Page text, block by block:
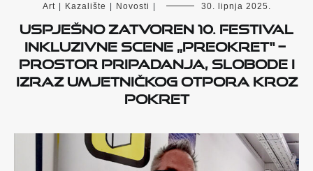
Art Kazalište Novosti 30. lipnja 2025.
Uspješno zatvoren 10. Festival
inkluzivne scene „PreOKRET“ –
prostor pripadanja, slobode i
izraz umjetničkog otpora kroz
pokret